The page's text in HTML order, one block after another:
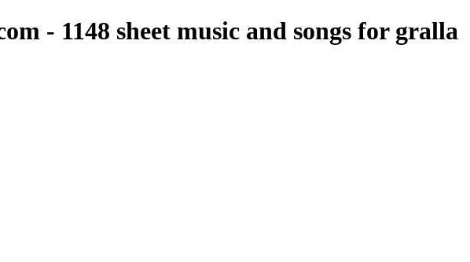
- 1148 sheet music and songs for gralla